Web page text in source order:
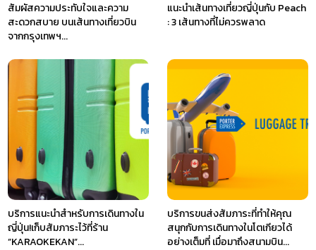
สัมผัสความประทับใจและความ
สะดวกสบาย บนเส้นทางเที่ยวบิน
จากกรุงเทพฯ...
แนะนำเส้นทางเที่ยวญี่ปุ่นกับ Peach
: 3 เส้นทางที่ไม่ควรพลาด
บริการแนะนำสำหรับการเดินทางใน
ญี่ปุ่น!เก็บสัมภาระไว้ที่ร้าน
”KARAOKEKAN”...
บริการขนส่งสัมภาระที่ทำให้คุณ
สนุกกับการเดินทางในโตเกียวได้
อย่างเต็มที่ เมื่อมาถึงสนามบิน...